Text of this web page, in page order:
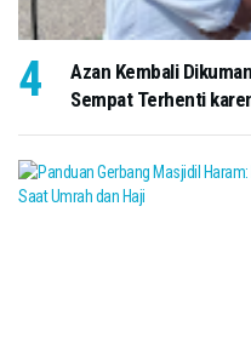
Azan Kembali
Sempat Terhenti